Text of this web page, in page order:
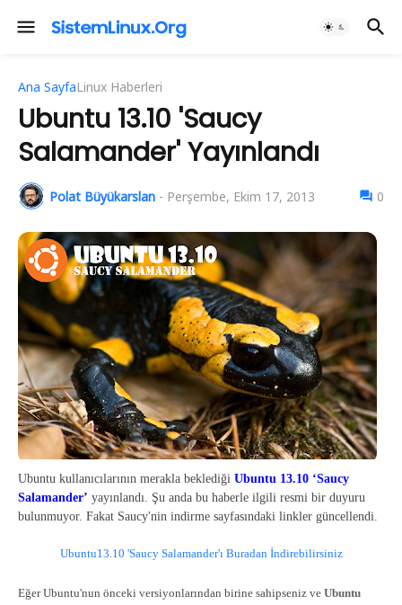
Ana SayfaLinux Haberleri
Ubuntu 13.10 'Saucy
Salamander' Yayınlandı
Polat Büyükarslan - Perşembe, Ekim 17, 2013 0
Ubuntu kullanıcılarının merakla beklediği Ubuntu 13.10 ‘Saucy
Salamander’ yayınlandı. Şu anda bu haberle ilgili resmi bir duyuru
bulunmuyor. Fakat Saucy'nin indirme sayfasındaki linkler güncellendi.
Ubuntu13.10 'Saucy Salamander'ı Buradan İndirebilirsiniz
Eğer Ubuntu'nun önceki versiyonlarından birine sahipseniz ve Ubuntu